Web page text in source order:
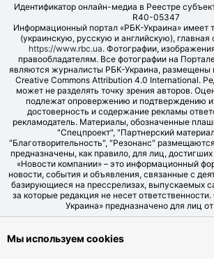
Идентификатор онлайн-медиа в Реестре
R40-05347
Информационный портал «РБК-Украина» имеет
(украинскую, русскую и английскую), главная
https://www.rbc.ua. Фотографии,
правообладателям. Все фотографии на
являются журналисты РБК-Украина, размещены
Creative Commons Attribution 4.0 International.
может не разделять точку зрения авторов.
подлежат опровержению и подтверждению
достоверность и содержание рекламы
рекламодатель. Материалы, обозначенные
"Спецпроект", "Партнерский
"Благотворительность", "Резонанс"
предназначены, как правило, для лиц,
«Новости компании» – это информационный
новости, события и объявления, связанные с
базирующиеся на прессрелизах, выпускаемых
за которые редакция не несет
Украина» предназначено для лиц от
© LLC "UBT MEDIA", 2006-
Мы используем cookies